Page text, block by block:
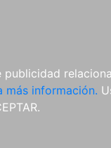
más información.
CDS Y
DVDS